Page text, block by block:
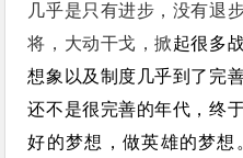
几乎是只有进步，没有退
将，大动干戈，掀起很多
想象以及制度几乎到了完
还不是很完善的年代，终
好的梦想，做英雄的梦想